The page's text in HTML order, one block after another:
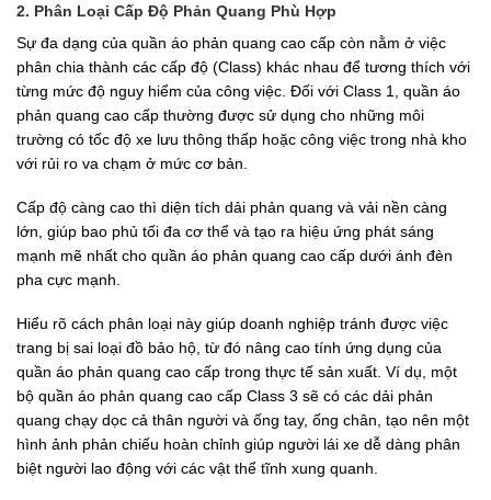
2. Phân Loại Cấp Độ Phản Quang Phù Hợp
Sự đa dạng của quần áo phản quang cao cấp còn nằm ở việc
phân chia thành các cấp độ (Class) khác nhau để tương thích với
từng mức độ nguy hiểm của công việc. Đối với Class 1, quần áo
phản quang cao cấp thường được sử dụng cho những môi
trường có tốc độ xe lưu thông thấp hoặc công việc trong nhà kho
với rủi ro va chạm ở mức cơ bản.
Cấp độ càng cao thì diện tích dải phản quang và vải nền càng
lớn, giúp bao phủ tối đa cơ thể và tạo ra hiệu ứng phát sáng
mạnh mẽ nhất cho quần áo phản quang cao cấp dưới ánh đèn
pha cực mạnh.
Hiểu rõ cách phân loại này giúp doanh nghiệp tránh được việc
trang bị sai loại đồ bảo hộ, từ đó nâng cao tính ứng dụng của
quần áo phản quang cao cấp trong thực tế sản xuất. Ví dụ, một
bộ quần áo phản quang cao cấp Class 3 sẽ có các dải phản
quang chạy dọc cả thân người và ống tay, ống chân, tạo nên một
hình ảnh phản chiếu hoàn chỉnh giúp người lái xe dễ dàng phân
biệt người lao động với các vật thể tĩnh xung quanh.